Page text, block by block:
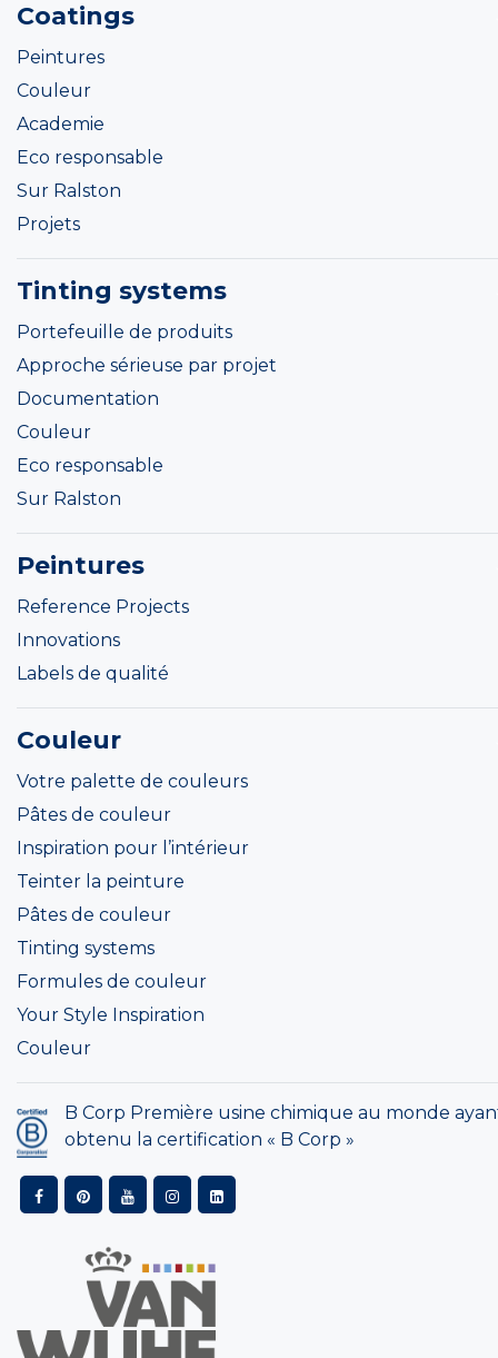
Coatings
Peintures
Couleur
Academie
Eco responsable
Sur Ralston
Projets
Tinting systems
Portefeuille de produits
Approche sérieuse par projet
Documentation
Couleur
Eco responsable
Sur Ralston
Peintures
Reference Projects
Innovations
Labels de qualité
Couleur
Votre palette de couleurs
Pâtes de couleur
Inspiration pour l’intérieur
Teinter la peinture
Pâtes de couleur
Tinting systems
Formules de couleur
Your Style Inspiration
Couleur
B Corp Première usine chimique au monde
obtenu la certification « B Corp »